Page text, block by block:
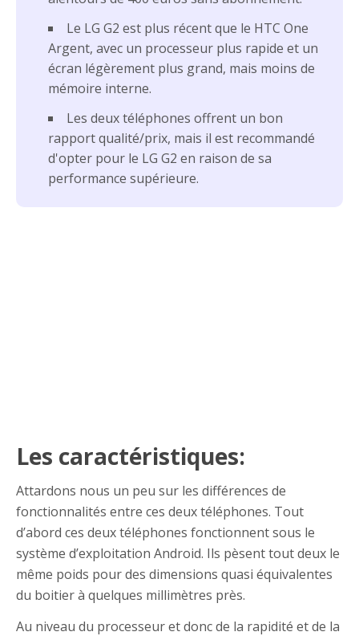
Le LG G2 est plus récent que le HTC One
Argent, avec un processeur plus rapide et un
écran légèrement plus grand, mais moins de
mémoire interne.
Les deux téléphones offrent un bon
rapport qualité/prix, mais il est recommandé
d'opter pour le LG G2 en raison de sa
performance supérieure.
Les caractéristiques:
Attardons nous un peu sur les différences de
fonctionnalités entre ces deux téléphones. Tout
d’abord ces deux téléphones fonctionnent sous le
système d’exploitation Android. Ils pèsent tout deux le
même poids pour des dimensions quasi équivalentes
du boitier à quelques millimètres près.
Au niveau du processeur et donc de la rapidité et de la